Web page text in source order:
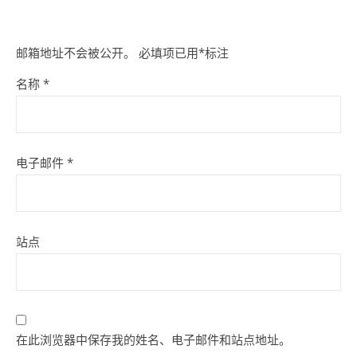
邮箱地址不会被公开。 必填项已用*标注
名称 *
电子邮件 *
站点
在此浏览器中保存我的姓名、电子邮件和站点地址。